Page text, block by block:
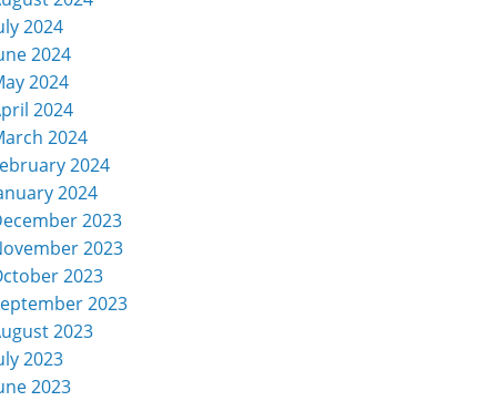
2024
2024
2024
2024
2024
2024
2024
2023
2023
2023
2023
2023
2023
2023